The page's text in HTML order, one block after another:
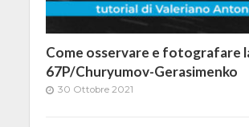
Come osservare e fotografare
67P/Churyumov-Gerasimenko
30 Ottobre 2021